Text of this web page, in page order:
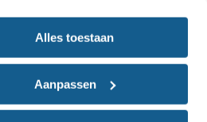
Alles toestaan
Aanpassen